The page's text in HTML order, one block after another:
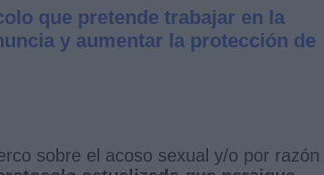
que pretende trabajar en la
y aumentar la protección de
sobre el acoso sexual y/o por razón